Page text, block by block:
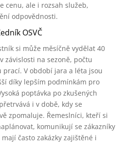
cenu, ale i rozsah služeb,
odpovědnosti.
OSVČ
si může měsíčně vydělat 40
závislosti na sezoně, počtu
prací. V období jara a léta jsou
díky lepším podmínkám pro
poptávka po zkušených
i v době, kdy se
zpomaluje. Řemeslníci, kteří si
komunikují se zákazníky
často zakázky zajištěné i